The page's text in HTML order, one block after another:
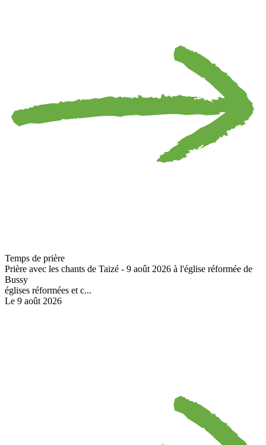
Temps de prière
Prière avec les chants de Taizé - 9 août 2026 à l'église réformée de
Bussy
églises réformées et c...
Le 9 août 2026